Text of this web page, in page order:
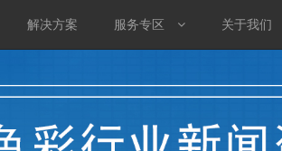
解决方案 服务专区 关于我们